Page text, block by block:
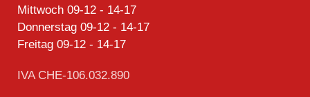
Mittwoch 09-12 - 14-17
Donnerstag 09-12 - 14-17
Freitag 09-12 - 14-17
IVA CHE-106.032.890